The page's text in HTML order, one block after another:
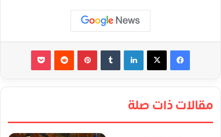
لينكدإن بينتيريست
مقالات ذات صلة